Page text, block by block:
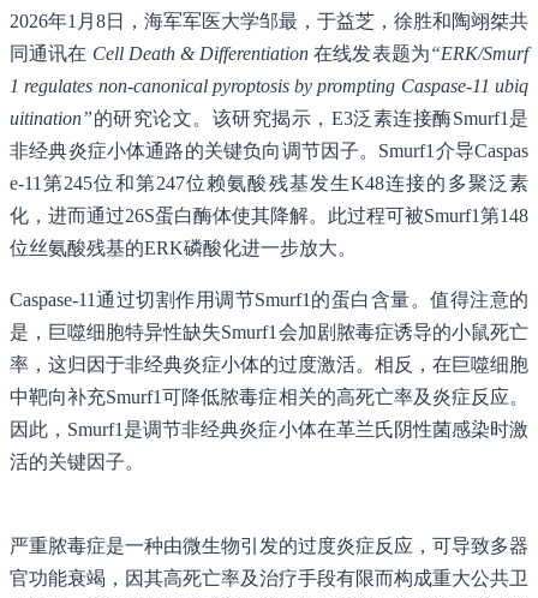
2026年1月8日，海军军医大学邹最，于益芝，徐胜和陶翊桀共
同通讯在 Cell Death & Differentiation 在线发表题为“ERK/Smurf
1 regulates non-canonical pyroptosis by prompting Caspase-11 ubiq
uitination”的研究论文。该研究揭示，E3泛素连接酶Smurf1是
非经典炎症小体通路的关键负向调节因子。Smurf1介导Caspas
e-11第245位和第247位赖氨酸残基发生K48连接的多聚泛素
化，进而通过26S蛋白酶体使其降解。此过程可被Smurf1第148
位丝氨酸残基的ERK磷酸化进一步放大。
Caspase-11通过切割作用调节Smurf1的蛋白含量。值得注意的
是，巨噬细胞特异性缺失Smurf1会加剧脓毒症诱导的小鼠死亡
率，这归因于非经典炎症小体的过度激活。相反，在巨噬细胞
中靶向补充Smurf1可降低脓毒症相关的高死亡率及炎症反应。
因此，Smurf1是调节非经典炎症小体在革兰氏阴性菌感染时激
活的关键因子。
严重脓毒症是一种由微生物引发的过度炎症反应，可导致多器
官功能衰竭，因其高死亡率及治疗手段有限而构成重大公共卫